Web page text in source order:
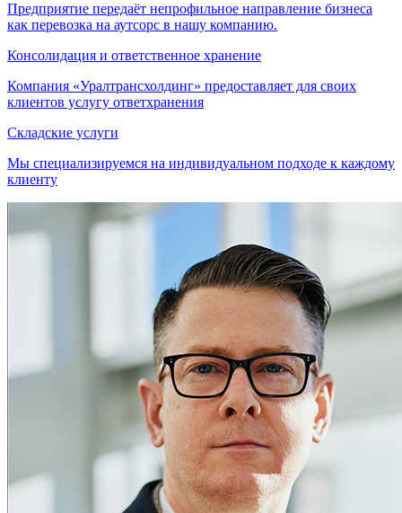
Предприятие передаёт непрофильное направление бизнеса
как перевозка на аутсорс в нашу компанию.
Консолидация и ответственное хранение
Компания «Уралтрансхолдинг» предоставляет для своих
клиентов услугу ответхранения
Складские услуги
Мы специализируемся на индивидуальном подходе к каждому
клиенту